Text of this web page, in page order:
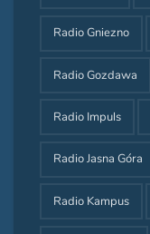
Radio Gniezno
Radio Gozdawa
Radio Impuls
Radio Jasna Góra
Radio Kampus